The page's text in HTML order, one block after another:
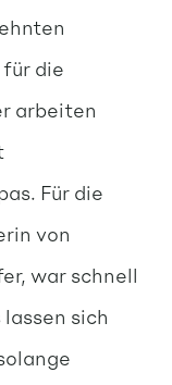
die
arbeiten
Für die
von
war schnell
sich